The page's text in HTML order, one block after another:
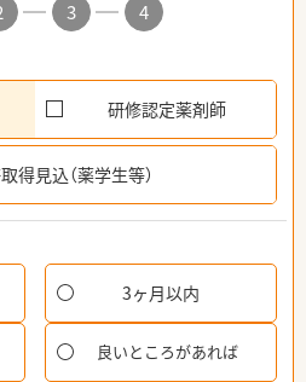
3
4
研修認定薬剤師
得見込（薬学生等）
3ヶ月以内
良いところがあれば